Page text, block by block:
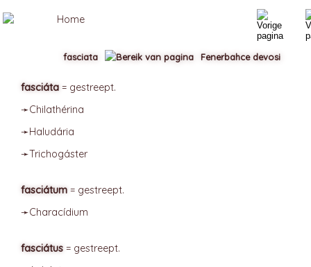
fasciáta = gestreept.
➛Chilathérina
➛Haludária
➛Trichogáster
fasciátum = gestreept.
➛Characídium
fasciátus = gestreept.
fasciata Fenerbahce devosi